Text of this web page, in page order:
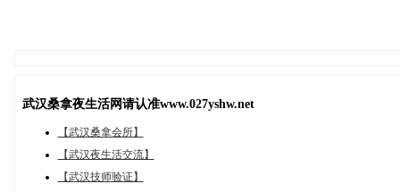
武汉桑拿夜生活网请认准www.027yshw.net
【武汉桑拿会所】
【武汉夜生活交流】
【武汉技师验证】